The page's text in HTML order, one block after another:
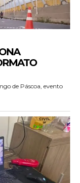
de Páscoa, evento